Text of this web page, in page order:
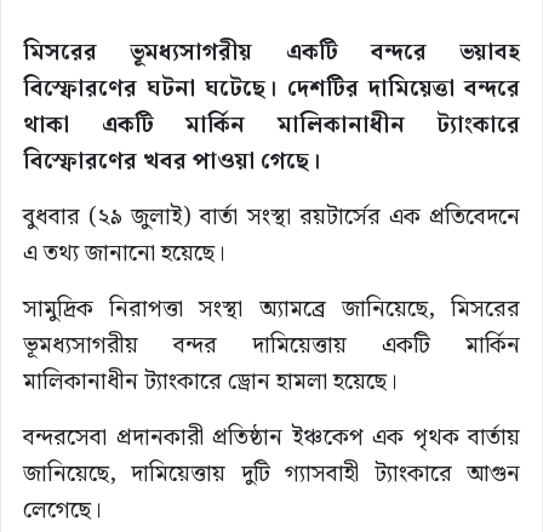
মিসরের ভূমধ্যসাগরীয় একটি বন্দরে ভয়াবহ
বিস্ফোরণের ঘটনা ঘটেছে। দেশটির দামিয়েত্তা বন্দরে
থাকা একটি মার্কিন মালিকানাধীন ট্যাংকারে
বিস্ফোরণের খবর পাওয়া গেছে।
বুধবার (২৯ জুলাই) বার্তা সংস্থা রয়টার্সের এক প্রতিবেদনে
এ তথ্য জানানো হয়েছে।
সামুদ্রিক নিরাপত্তা সংস্থা অ্যামব্রে জানিয়েছে, মিসরের
ভূমধ্যসাগরীয় বন্দর দামিয়েত্তায় একটি মার্কিন
মালিকানাধীন ট্যাংকারে ড্রোন হামলা হয়েছে।
বন্দরসেবা প্রদানকারী প্রতিষ্ঠান ইঞ্চকেপ এক পৃথক বার্তায়
জানিয়েছে, দামিয়েত্তায় দুটি গ্যাসবাহী ট্যাংকারে আগুন
লেগেছে।